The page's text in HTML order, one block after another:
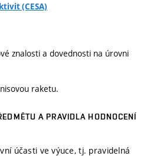
(CESA)
znalosti a dovednosti na úrovni
raketu.
A PRAVIDLA HODNOCENÍ
účasti ve výuce, tj. pravidelná